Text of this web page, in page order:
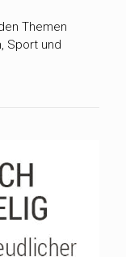
Themen
Sport und